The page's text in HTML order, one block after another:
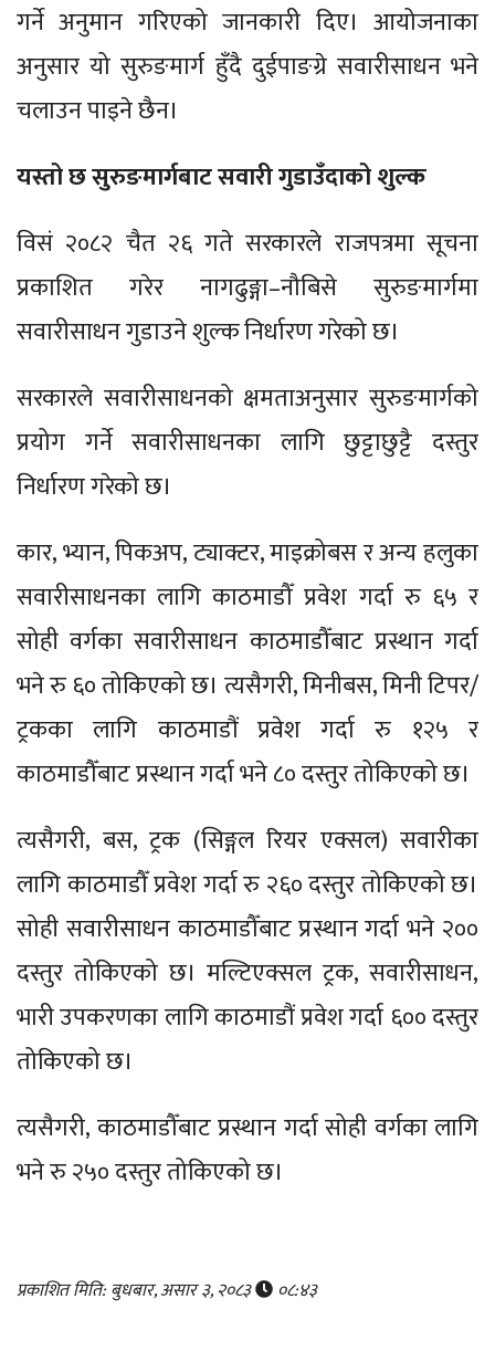
गर्ने अनुमान गरिएको जानकारी दिए। आयोजनाका
अनुसार यो सुरुङमार्ग हुँदै दुईपाङग्रे सवारीसाधन भने
चलाउन पाइने छैन।
यस्तो छ सुरुङमार्गबाट सवारी गुडाउँदाको शुल्क
विसं २०८२ चैत २६ गते सरकारले राजपत्रमा सूचना
प्रकाशित गरेर नागढुङ्गा–नौबिसे सुरुङमार्गमा
सवारीसाधन गुडाउने शुल्क निर्धारण गरेको छ।
सरकारले सवारीसाधनको क्षमताअनुसार सुरुङमार्गको
प्रयोग गर्ने सवारीसाधनका लागि छुट्टाछुट्टै दस्तुर
निर्धारण गरेको छ।
कार, भ्यान, पिकअप, ट्याक्टर, माइक्रोबस र अन्य हलुका
सवारीसाधनका लागि काठमाडौँ प्रवेश गर्दा रु ६५ र
सोही वर्गका सवारीसाधन काठमाडौँबाट प्रस्थान गर्दा
भने रु ६० तोकिएको छ। त्यसैगरी, मिनीबस, मिनी टिपर/
ट्रकका लागि काठमाडौं प्रवेश गर्दा रु १२५ र
काठमाडौँबाट प्रस्थान गर्दा भने ८० दस्तुर तोकिएको छ।
त्यसैगरी, बस, ट्रक (सिङ्गल रियर एक्सल) सवारीका
लागि काठमाडौँ प्रवेश गर्दा रु २६० दस्तुर तोकिएको छ।
सोही सवारीसाधन काठमाडौँबाट प्रस्थान गर्दा भने २००
दस्तुर तोकिएको छ। मल्टिएक्सल ट्रक, सवारीसाधन,
भारी उपकरणका लागि काठमाडौं प्रवेश गर्दा ६०० दस्तुर
तोकिएको छ।
त्यसैगरी, काठमाडौँबाट प्रस्थान गर्दा सोही वर्गका लागि
भने रु २५० दस्तुर तोकिएको छ।
प्रकाशित मिति: बुधबार, असार ३, २०८३ ०८:४३